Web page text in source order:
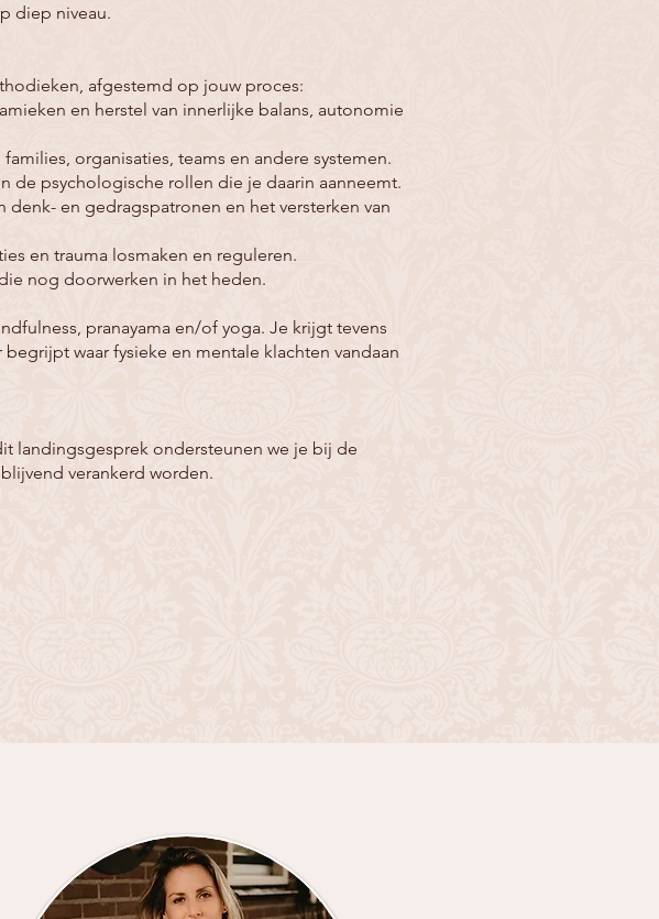
diep niveau.
afgestemd op jouw proces:
en herstel van innerlijke balans, autonomie
organisaties, teams en andere systemen.
de psychologische rollen die je daarin aanneemt.
denk- en gedragspatronen en het versterken van
en trauma losmaken en reguleren.
nog doorwerken in het heden.
pranayama en/of yoga. Je krijgt tevens
waar fysieke en mentale klachten vandaan
landingsgesprek ondersteunen we je bij de
verankerd worden.